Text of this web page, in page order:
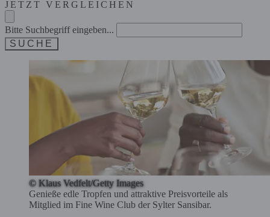
JETZT VERGLEICHEN
Bitte Suchbegriff eingeben...
SUCHE
© Klaus Vedfelt/Getty Images
Genieße edle Tropfen und attraktive Preisvorteile als
Mitglied im Fine Wine Club der Sylter Sansibar.